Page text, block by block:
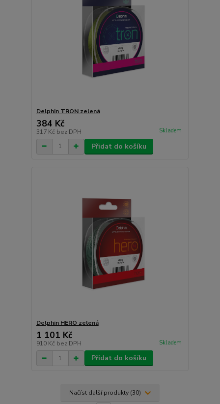
Delphin TRON zelená
384 Kč
317 Kč bez DPH Skladem
Přidat do košíku
Delphin HERO zelená
1 101 Kč
910 Kč bez DPH Skladem
Přidat do košíku
Načíst další produkty (30)